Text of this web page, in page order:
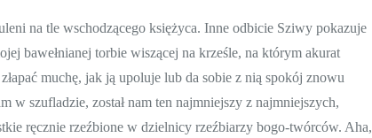
na tle wschodzącego księżyca. Inne odbicie Sziwy pokazuje
bawełnianej torbie wiszącej na krześle, na którym akurat
muchę, jak ją upoluje lub da sobie z nią spokój znowu
w szufladzie, został nam ten najmniejszy z najmniejszych,
ręcznie rzeźbione w dzielnicy rzeźbiarzy bogo-twórców. Aha,